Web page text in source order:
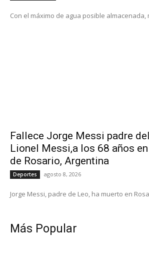
Con el máximo de agua posible almacenada,
Fallece Jorge Messi padre
Lionel Messi,a los 68 años
de Rosario, Argentina
Deportes agosto 8, 2026
Jorge Messi, padre de Leo, ha muerto en
Más Popular